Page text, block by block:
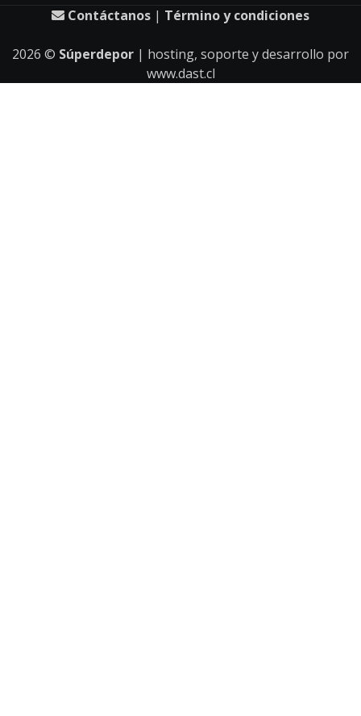
Contáctanos | Término y condiciones
2026 © Súperdepor | hosting, soporte y desarrollo por
www.dast.cl